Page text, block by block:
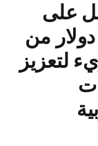
على
مليون دولار من
لتعزيز